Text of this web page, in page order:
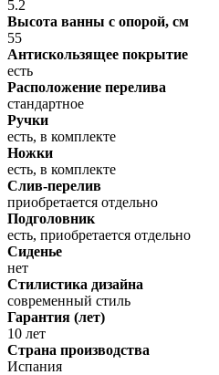
5.2
Высота ванны с опорой, см
55
Антискользящее покрытие
есть
Расположение перелива
стандартное
Ручки
есть, в комплекте
Ножки
есть, в комплекте
Слив-перелив
приобретается отдельно
Подголовник
есть, приобретается отдельно
Сиденье
нет
Стилистика дизайна
современный стиль
Гарантия (лет)
10 лет
Страна производства
Испания